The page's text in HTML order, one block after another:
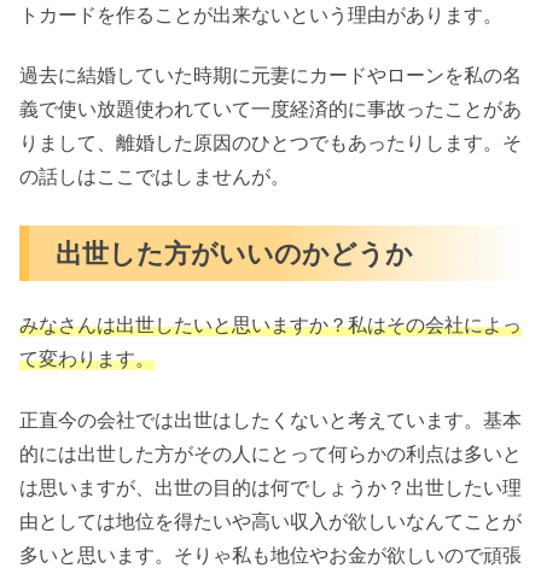
トカードを作ることが出来ないという理由があります。
過去に結婚していた時期に元妻にカードやローンを私の名
義で使い放題使われていて一度経済的に事故ったことがあ
りまして、離婚した原因のひとつでもあったりします。そ
の話しはここではしませんが。
出世した方がいいのかどうか
みなさんは出世したいと思いますか？私はその会社によっ
て変わります。
正直今の会社では出世はしたくないと考えています。基本
的には出世した方がその人にとって何らかの利点は多いと
は思いますが、出世の目的は何でしょうか？出世したい理
由としては地位を得たいや高い収入が欲しいなんてことが
多いと思います。そりゃ私も地位やお金が欲しいので頑張